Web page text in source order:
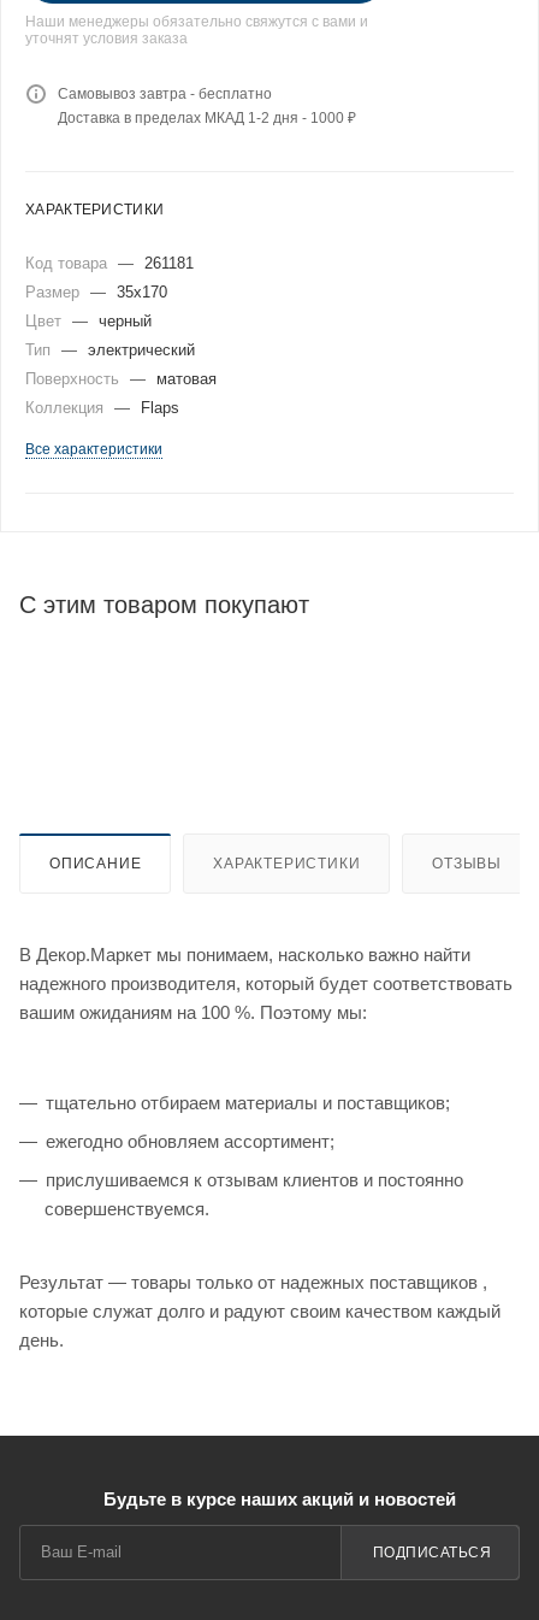
Наши менеджеры обязательно свяжутся с вами и
уточнят условия заказа
Самовывоз завтра - бесплатно
Доставка в пределах МКАД 1-2 дня - 1000 ₽
ХАРАКТЕРИСТИКИ
Код товара —
261181
Размер — 35x170
Цвет — черный
Тип
— электрический
Поверхность
—
матовая
Коллекция
— Flaps
Все характеристики
С этим товаром покупают
ОПИСАНИЕ ХАРАКТЕРИСТИКИ ОТЗЫВЫ
В Декор.Маркет мы понимаем, насколько важно найти
надежного производителя, который будет соответствовать
вашим ожиданиям на 100 %. Поэтому мы:
тщательно отбираем материалы и поставщиков;
ежегодно обновляем ассортимент;
прислушиваемся к отзывам клиентов и постоянно
совершенствуемся.
Результат — товары только от надежных поставщиков ,
которые служат долго и радуют своим качеством каждый
день.
Будьте в курсе наших акций и новостей
ПОДПИСАТЬСЯ